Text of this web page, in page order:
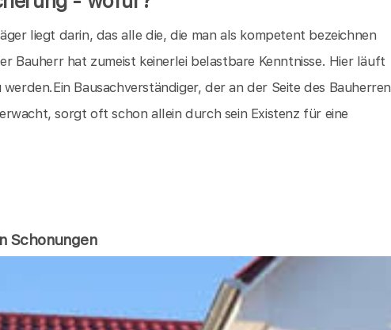
liegt darin, das alle die, die man als kompetent bezeichnen
Bauherr hat zumeist keinerlei belastbare Kenntnisse. Hier läuft
Bausachverständiger, der an der Seite des Bauherren
sorgt oft schon allein durch sein Existenz für eine
Schonungen